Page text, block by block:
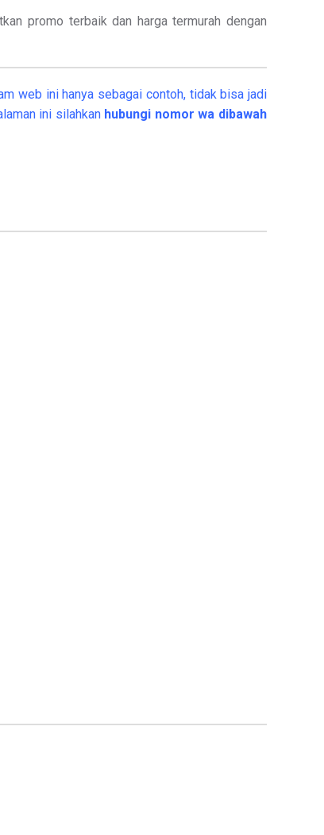
promo terbaik dan harga termurah dengan
web ini hanya sebagai contoh, tidak bisa jadi
ini silahkan hubungi nomor wa dibawah